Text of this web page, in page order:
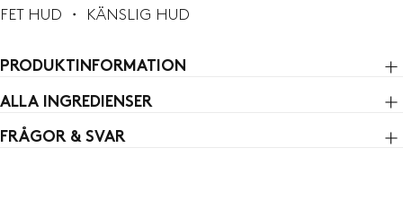
FET HUD ・ KÄNSLIG HUD
PRODUKTINFORMATION
ALLA INGREDIENSER
FRÅGOR & SVAR